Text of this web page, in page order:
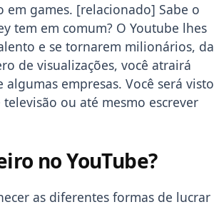
em games. [relacionado] Sabe o
tem em comum? O Youtube lhes
e se tornarem milionários, da
de visualizações, você atrairá
empresas. Você será
ou até mesmo escrever
no YouTube?
as diferentes formas de lucrar